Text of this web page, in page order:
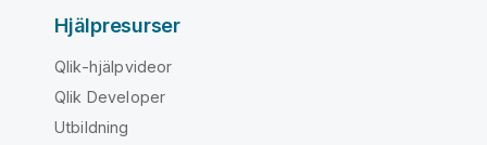
Hjälpresurser
Qlik-hjälpvideor
Qlik Developer
Utbildning